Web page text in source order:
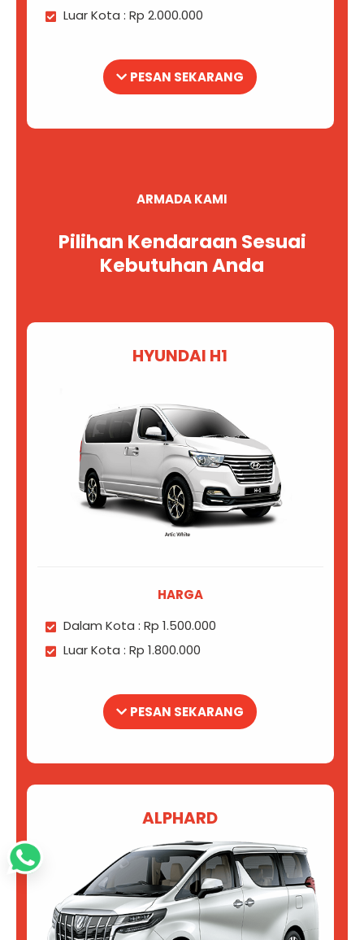
Luar Kota : Rp 2.000.000
PESAN SEKARANG
ARMADA KAMI
Pilihan Kendaraan Sesuai
Kebutuhan Anda
HYUNDAI H1
HARGA
Dalam Kota : Rp 1.500.000
Luar Kota : Rp 1.800.000
PESAN SEKARANG
ALPHARD